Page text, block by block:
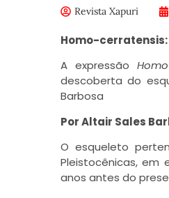
Revista Xapuri
Homo-
A expressão
descoberta do
Barbosa
Por Altair Sales
O esqueleto
Pleistocênicas, em
anos antes do